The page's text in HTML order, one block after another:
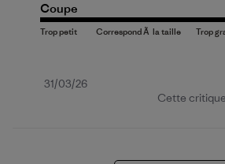
Coupe
Date
31/03/26
Cette